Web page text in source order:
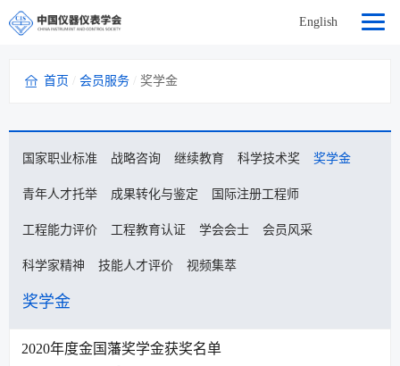
English
首页 会员服务 奖学金
国家职业标准 战略咨询 继续教育 科学技术奖 奖学金
青年人才托举 成果转化与鉴定 国际注册工程师
工程能力评价 工程教育认证 学会会士 会员风采
科学家精神 技能人才评价 视频集萃
奖学金
2020年度金国藩奖学金获奖名单